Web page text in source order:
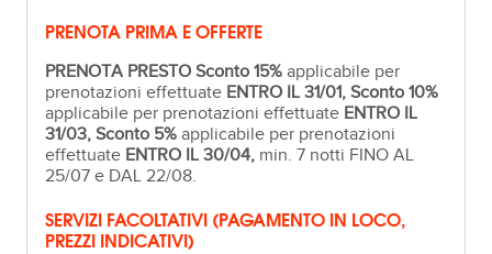
PRENOTA PRIMA E OFFERTE
PRENOTA PRESTO Sconto 15% applicabile per
prenotazioni effettuate ENTRO IL 31/01, Sconto 10%
applicabile per prenotazioni effettuate ENTRO IL
31/03, Sconto 5% applicabile per prenotazioni
effettuate ENTRO IL 30/04, min. 7 notti FINO AL
25/07 e DAL 22/08.
SERVIZI FACOLTATIVI (PAGAMENTO IN LOCO,
PREZZI INDICATIVI)